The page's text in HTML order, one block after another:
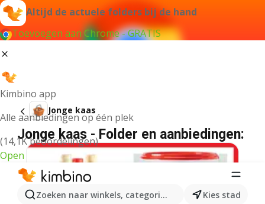
Altijd de actuele folders bij de hand
Toevoegen aan Chrome - GRATIS
Kimbino app
Alle aanbiedingen op één plek
(14,1K beoordelingen)
Open
Zoeken naar winkels, categorieën, producten...
Kies stad
Jonge kaas
Jonge kaas - Folder en aanbiedingen: